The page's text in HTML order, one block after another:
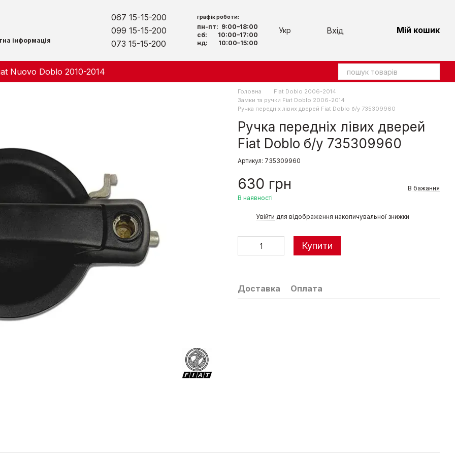
інформація
067 15-15-200
099 15-15-200
073 15-15-200
графік роботи:
пн-пт: 9:00–18:00
сб: 10:00–17:00
нд: 10:00–15:00
Укр Вхід Мій кошик
Nuovo Doblo 2010-2014
Головна
Fiat Doblo 2006-2014
Замки та ручки Fiat Doblo 2006-2014
Ручка передніх лівих дверей Fiat Doblo б/у 735309960
Ручка передніх лівих дверей
Fiat Doblo б/у 735309960
Артикул: 735309960
630 грн
В наявності
В бажання
Увійти для відображення накопичувальної знижки
Купити
Доставка Оплата